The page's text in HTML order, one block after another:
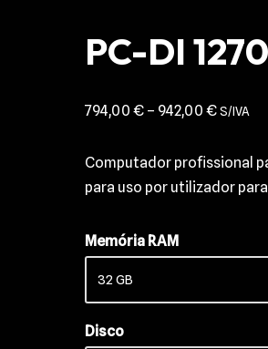
PC-DI
794,00 €– 942,00 € S/IVA
Computador profissional
para uso por utilizador
Memória RAM
Disco